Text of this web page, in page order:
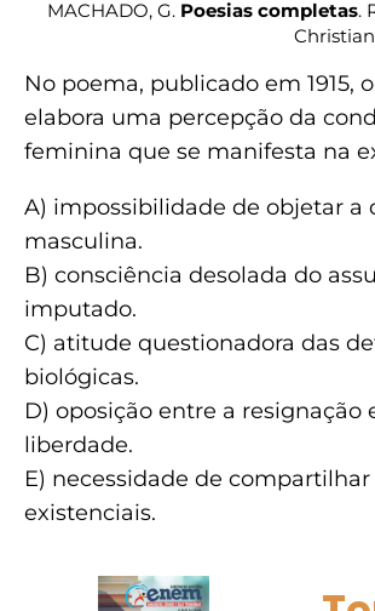
MACHADO, G. Poesias completas.
No poema, publicado em 1915,
elabora uma percepção da
feminina que se manifesta na
A) impossibilidade de objetar a
masculina.
B) consciência desolada do
imputado.
C) atitude questionadora das
biológicas.
D) oposição entre a resignação
liberdade.
E) necessidade de
existenciais.